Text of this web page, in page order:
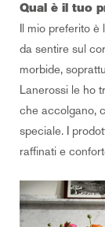
Qual è il tuo
Il mio preferito è
da sentire sul
morbide,
Lanerossi le ho
che accolgano,
speciale. I
raffinati e